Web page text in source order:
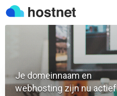
Je domeinnaam en
webhosting zijn nu actief